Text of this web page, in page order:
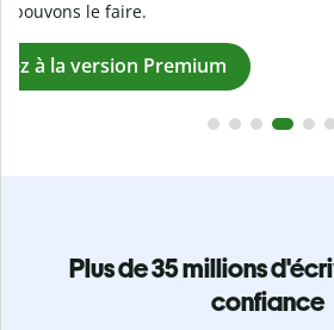
Passez à la version
Plus de 35 millions
confiance